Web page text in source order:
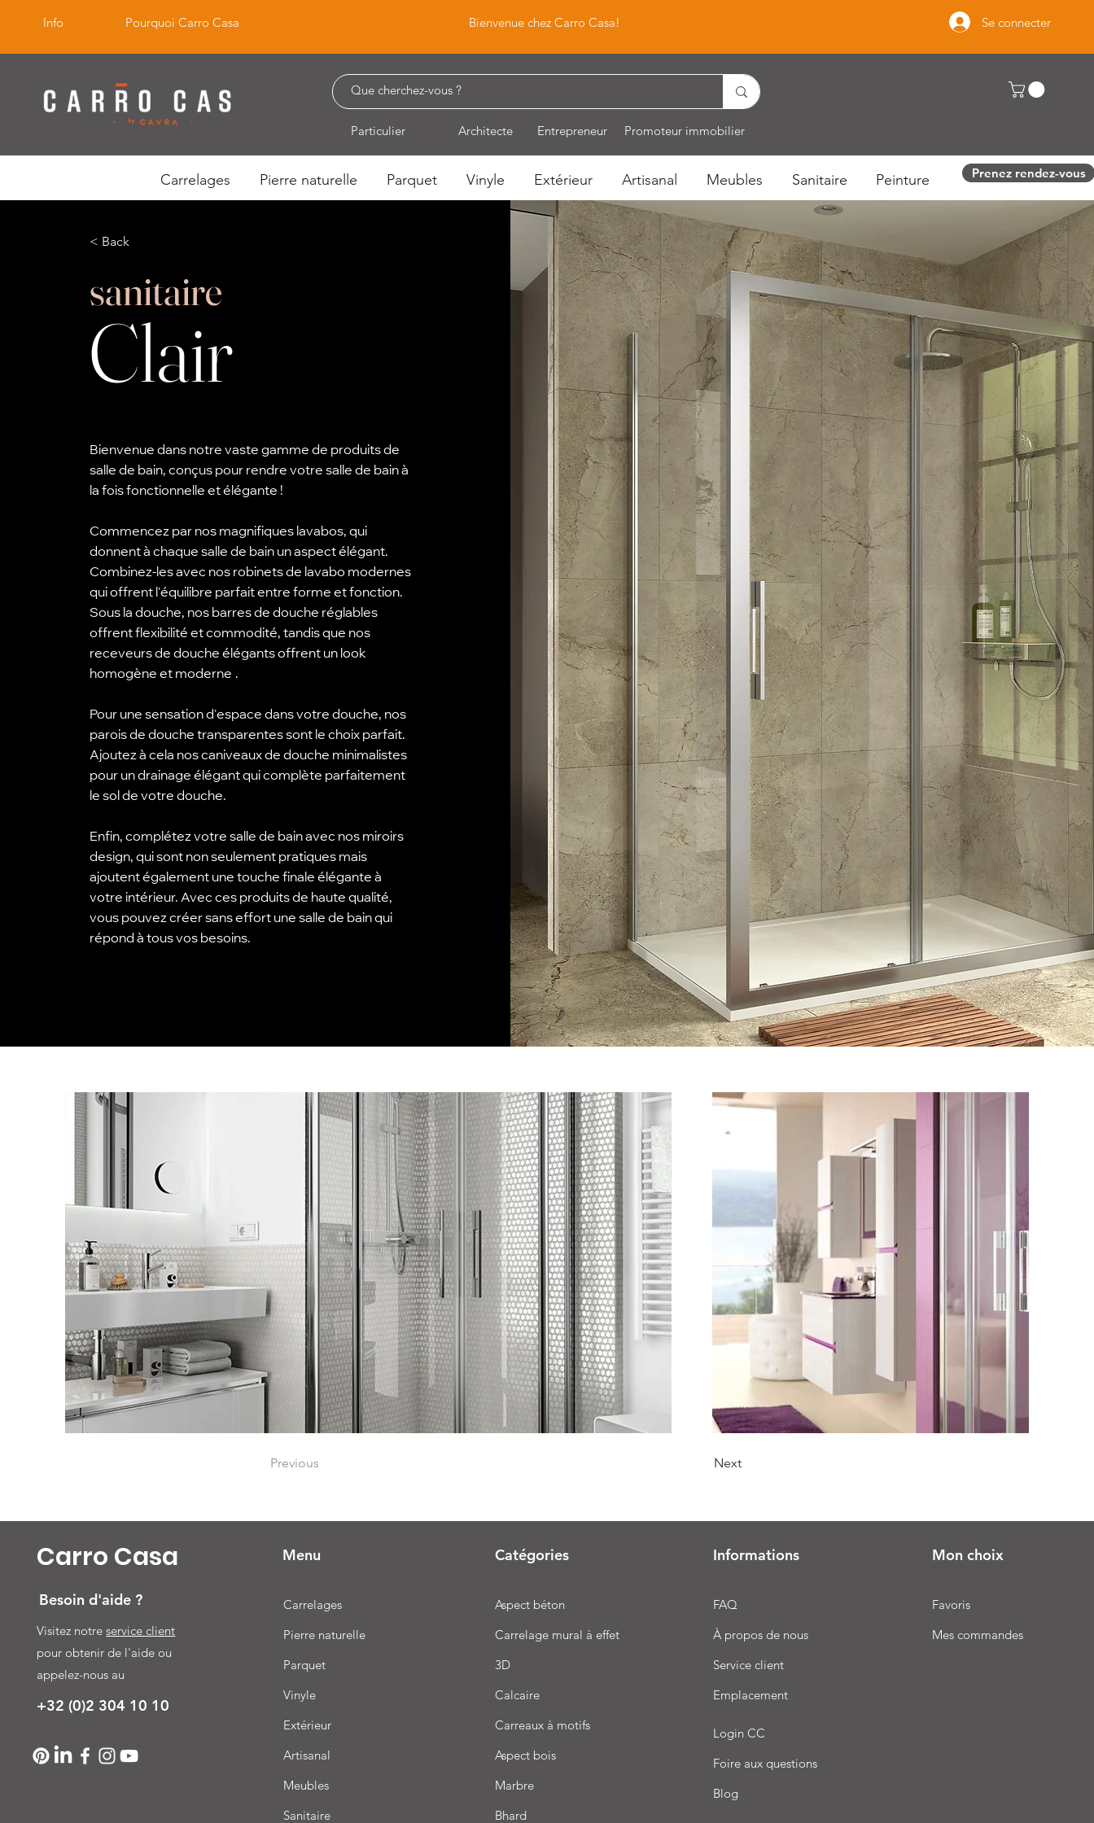
Info Pourquoi Carro Casa Bienvenue chez Carro Casa! Se connecter
Particulier Architecte Entrepreneur Promoteur immobilier
Carrelages Pierre naturelle Parquet Vinyle Extérieur Artisanal Meubles Sanitaire Peinture Prenez rendez-vous
< Back
sanitaire
Clair
Bienvenue dans notre vaste gamme de produits de
salle de bain, conçus pour rendre votre salle de bain à
la fois fonctionnelle et élégante !
Commencez par nos magnifiques lavabos, qui
donnent à chaque salle de bain un aspect élégant.
Combinez-les avec nos robinets de lavabo modernes
qui offrent l'équilibre parfait entre forme et fonction.
Sous la douche, nos barres de douche réglables
offrent flexibilité et commodité, tandis que nos
receveurs de douche élégants offrent un look
homogène et moderne .
Pour une sensation d'espace dans votre douche, nos
parois de douche transparentes sont le choix parfait.
Ajoutez à cela nos caniveaux de douche minimalistes
pour un drainage élégant qui complète parfaitement
le sol de votre douche.
Enfin, complétez votre salle de bain avec nos miroirs
design, qui sont non seulement pratiques mais
ajoutent également une touche finale élégante à
votre intérieur. Avec ces produits de haute qualité,
vous pouvez créer sans effort une salle de bain qui
répond à tous vos besoins.
Previous Next
Carro Casa
Besoin d'aide ?
Visitez notreservice client
pour obtenir de l'aide ou
appelez-nous au
+32 (0)2 304 10 10
Menu
Carrelages
Pierre naturelle
Parquet
Vinyle
Extérieur
Artisanal
Meubles
Sanitaire
Catégories
Aspect béton
Carrelage mural à effet
3D
Calcaire
Carreaux à motifs
Aspect bois
Marbre
Bhard
Informations
FAQ
À propos de nous
Service client
Emplacement
Login CC
Foire aux questions
Blog
Mon choix
Favoris
Mes commandes